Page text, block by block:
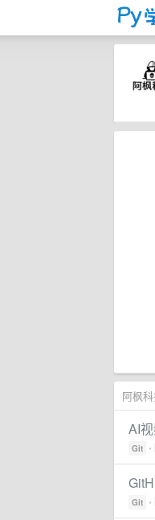
阿枫
AI
Git •
Git •